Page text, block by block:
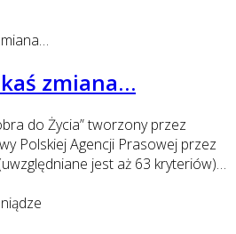
zmiana…
do Życia” tworzony przez
Polskiej Agencji Prasowej przez
jest aż 63 kryteriów)…